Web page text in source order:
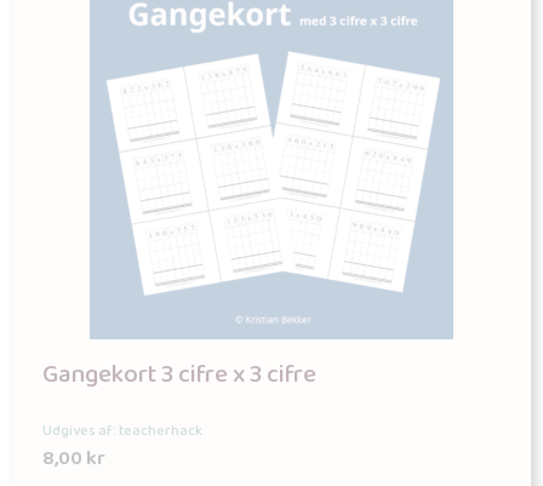
Gangekort 3 cifre x 3 cifre
Udgives af: teacherhack
8,00kr